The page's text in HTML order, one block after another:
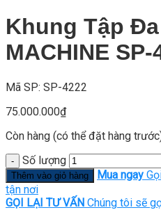
Khung Tập
MACHINE SP-
Mã SP: SP-4222
75.000.000₫
Còn hàng (có thể đặt hàng
Số lượng
Thêm vào giỏ hàng Mua ngay
tận nơi
GỌI LẠI TƯ VẤN Chúng tôi sẽ